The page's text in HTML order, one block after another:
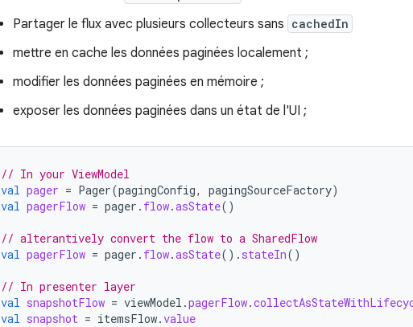
Partager le flux avec plusieurs collecteurs sans cachedIn
mettre en cache les données paginées localement ;
modifier les données paginées en mémoire ;
exposer les données paginées dans un état de l'UI ;
// In your ViewModel
val pager = Pager(pagingConfig, pagingSourceFactory)
val pagerFlow = pager . flow.asState()
// alterantively convert the flow to a SharedFlow
val pagerFlow = pager . flow.asState(). stateIn()
// In presenter layer
val snapshotFlow = viewModel .pagerFlow.
val snapshot = itemsFlow.value